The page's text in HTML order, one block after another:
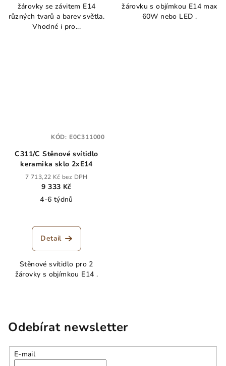
žárovky se závitem E14
různých tvarů a barev světla.
Vhodné i pro...
žárovku s objímkou E14 max
60W nebo LED .
C311/C Stěnové svítidlo
keramika sklo 2xE14
7 713,22 Kč bez DPH
9 333 Kč
4-6 týdnů
Detail
Stěnové svítidlo pro 2
žárovky s objímkou E14 .
KÓD: E0C311000
Odebírat newsletter
E-mail